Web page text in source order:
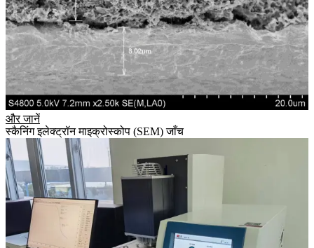
और जानें
स्कैनिंग इलेक्ट्रॉन माइक्रोस्कोप (SEM) जाँच